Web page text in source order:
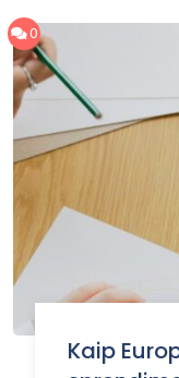
0
Kaip